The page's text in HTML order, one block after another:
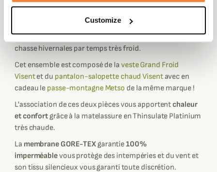
Customize
Description
ensemble Visentde la célèbre
marqueHärkila, spécialement conçu pour vos parties de
chasse hivernales par temps très froid.
Cet ensemble est composé de la veste Grand Froid
Visentet du pantalon-salopette chaud Visentavec en
cadeau le passe-montagne Metso de la même marque !
L'association de ces deux pièces vous apportentchaleur
et confortgrâce à la matelassure en Thinsulate Platinium
très chaude.
La membrane GORE-TEXgarantie100%
imperméablevous protège des intempéries et du vent et
son tissu silencieux vous garanti toute discrétion.